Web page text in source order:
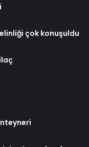
çok konuşuldu